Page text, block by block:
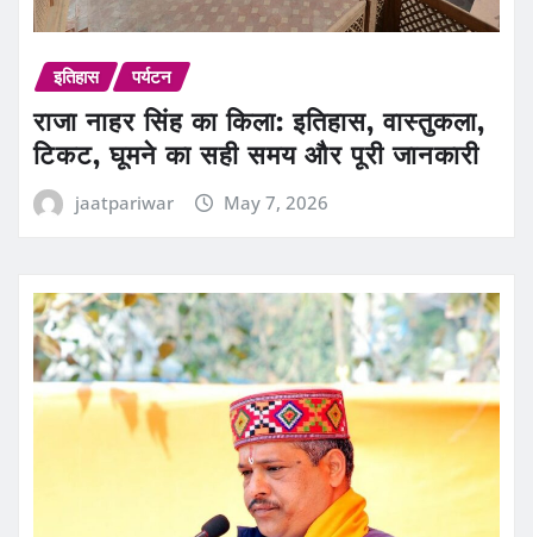
इतिहास पर्यटन
राजा नाहर सिंह का किला: इतिहास, वास्तुकला,
टिकट, घूमने का सही समय और पूरी जानकारी
jaatpariwar May 7, 2026